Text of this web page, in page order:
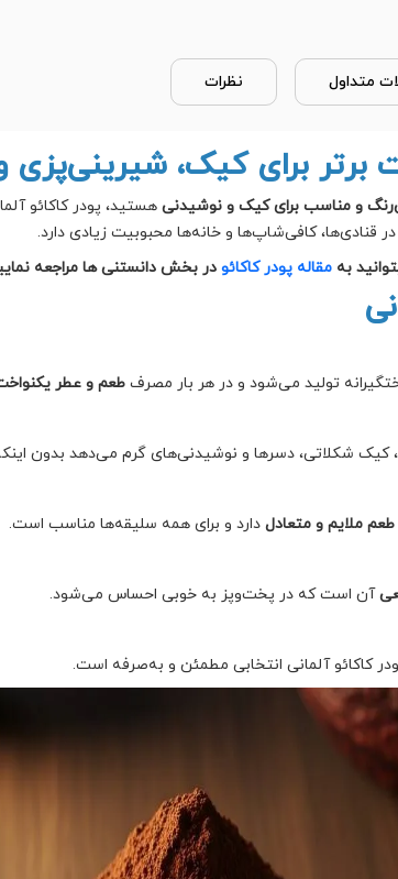
متداول نظرات
برتر برای کیک،
و مناسب برای کیک و نوشیدنیهستید، پودر کاکائو
قنادی‌ها، کافی‌شاپ‌ها و خانه‌ها محبوبیت زیادی دارد.
به مقاله پودر کاکائو در بخش دانستنی ها مراجعه
تولید می‌شود و در هر بار مصرف طعم و عطر
کیک شکلاتی، دسرها و نوشیدنی‌های گرم می‌دهد بدون
طعم ملایم و متعادلدارد و برای همه سلیقه‌ها مناسب است.
آن است که در پخت‌وپز به خوبی احساس می‌شود.
کاکائو آلمانی انتخابی مطمئن و به‌صرفه است.